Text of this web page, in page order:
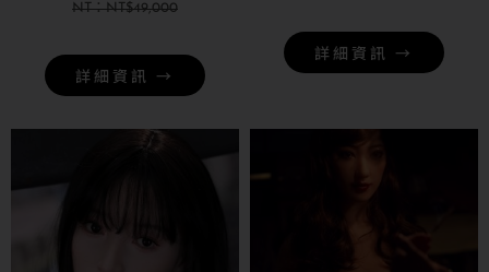
NT$49,000
詳細資訊 →
詳細資訊 →